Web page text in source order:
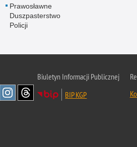
Prawosławne
Duszpasterstwo
Policji
Biuletyn Informacji Publicznej
BIP KGP